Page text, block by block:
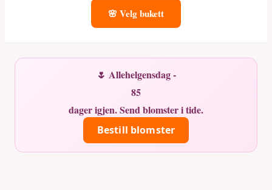
🌸 Velg bukett
🌷 Allehelgensdag -
85
dager igjen. Send blomster i tide.
Bestill blomster